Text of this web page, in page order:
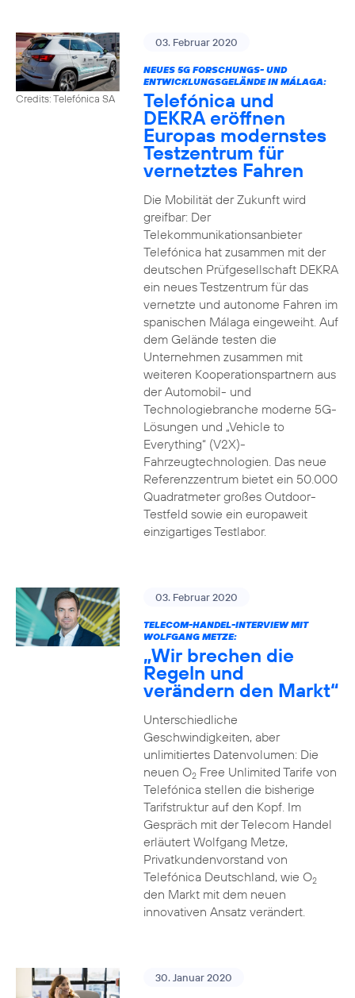
Credits: Telefónica SA
03. Februar 2020
NEUES 5G FORSCHUNGS- UND
ENTWICKLUNGSGELÄNDE IN MÁLAGA:
Telefónica und
DEKRA eröffnen
Europas modernstes
Testzentrum für
vernetztes Fahren
Die Mobilität der Zukunft wird
greifbar: Der
Telekommunikationsanbieter
Telefónica hat zusammen mit der
deutschen Prüfgesellschaft DEKRA
ein neues Testzentrum für das
vernetzte und autonome Fahren im
spanischen Málaga eingeweiht. Auf
dem Gelände testen die
Unternehmen zusammen mit
weiteren Kooperationspartnern aus
der Automobil- und
Technologiebranche moderne 5G-
Lösungen und „Vehicle to
Everything“ (V2X)-
Fahrzeugtechnologien. Das neue
Referenzzentrum bietet ein 50.000
Quadratmeter großes Outdoor-
Testfeld sowie ein europaweit
einzigartiges Testlabor.
03. Februar 2020
TELECOM-HANDEL-INTERVIEW MIT
WOLFGANG METZE:
„Wir brechen die
Regeln und
verändern den Markt“
Unterschiedliche
Geschwindigkeiten, aber
unlimitiertes Datenvolumen: Die
neuen O2Free Unlimited Tarife von
Telefónica stellen die bisherige
Tarifstruktur auf den Kopf. Im
Gespräch mit der Telecom Handel
erläutert Wolfgang Metze,
Privatkundenvorstand von
Telefónica Deutschland, wie O2
den Markt mit dem neuen
innovativen Ansatz verändert.
30. Januar 2020